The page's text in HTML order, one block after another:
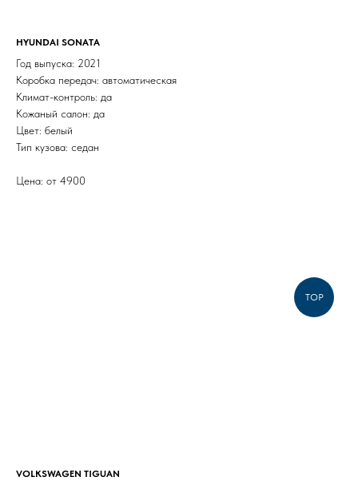
HYUNDAI SONATA
Год выпуска: 2021
Коробка передач: автоматическая
Климат-контроль: да
Кожаный салон: да
Цвет: белый
Тип кузова: седан
Цена: от 4900
TOP
VOLKSWAGEN TIGUAN